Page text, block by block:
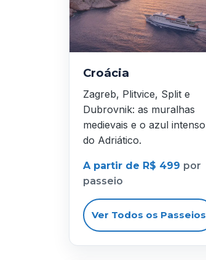
Croácia
Zagreb, Plitvice, Split e
Dubrovnik: as muralhas
medievais e o azul intenso
do Adriático.
A partir de R$ 499 por
passeio
Ver Todos os Passeios